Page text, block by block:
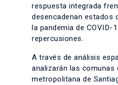
respuesta integrada
desencadenan estados
la pandemia de COVID-
repercusiones.
A través de análisis
analizarán las comunas
metropolitana de